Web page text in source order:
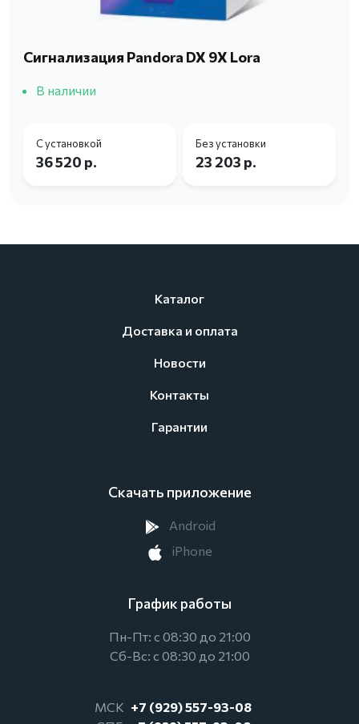
Сигнализация Pandora DX 9X Lora
В наличии
С установкой
36 520 р.
Без установки
23 203 р.
Каталог
Доставка и оплата
Новости
Контакты
Гарантии
Скачать приложение
Android
iPhone
График работы
Пн-Пт: с 08:30 до 21:00
Сб-Вс: с 08:30 до 21:00
МСК +7 (929) 557-93-08